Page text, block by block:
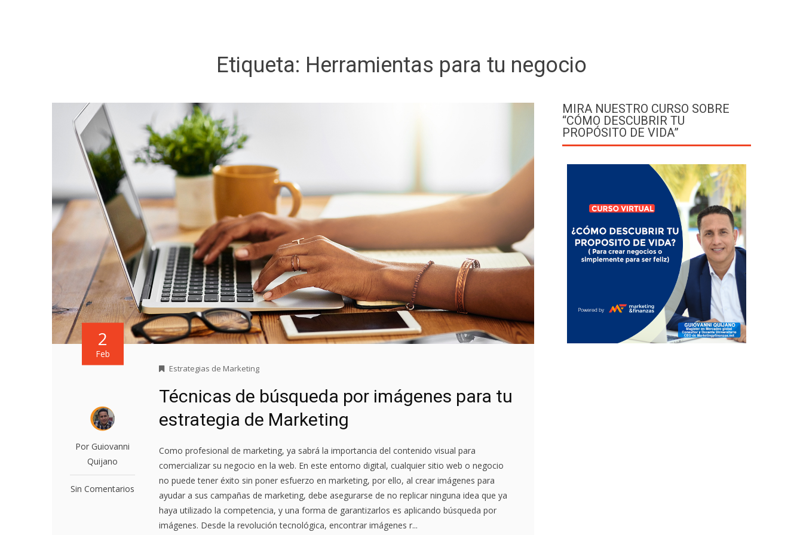
Etiqueta: Herramientas para tu negocio
2
Feb
Por Guiovanni
Quijano
Sin Comentarios
Estrategias de Marketing
Técnicas de búsqueda por imágenes para tu
estrategia de Marketing
Como profesional de marketing, ya sabrá la importancia del contenido visual para
comercializar su negocio en la web. En este entorno digital, cualquier sitio web o negocio
no puede tener éxito sin poner esfuerzo en marketing, por ello, al crear imágenes para
ayudar a sus campañas de marketing, debe asegurarse de no replicar ninguna idea que ya
haya utilizado la competencia, y una forma de garantizarlos es aplicando búsqueda por
imágenes. Desde la revolución tecnológica, encontrar imágenes r...
MIRA NUESTRO CURSO SOBRE
“CÓMO DESCUBRIR TU
PROPÓSITO DE VIDA”